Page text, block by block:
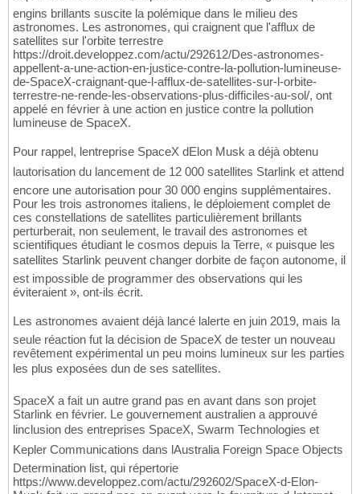
engins brillants suscite la polémique dans le milieu des
astronomes. Les astronomes, qui craignent que l'afflux de
satellites sur l'orbite terrestre
https://droit.developpez.com/actu/292612/Des-astronomes-
appellent-a-une-action-en-justice-contre-la-pollution-lumineuse-
de-SpaceX-craignant-que-l-afflux-de-satellites-sur-l-orbite-
terrestre-ne-rende-les-observations-plus-difficiles-au-sol/, ont
appelé en février à une action en justice contre la pollution
lumineuse de SpaceX.
Pour rappel, lentreprise SpaceX dElon Musk a déjà obtenu
lautorisation du lancement de 12 000 satellites Starlink et attend
encore une autorisation pour 30 000 engins supplémentaires.
Pour les trois astronomes italiens, le déploiement complet de
ces constellations de satellites particulièrement brillants
perturberait, non seulement, le travail des astronomes et
scientifiques étudiant le cosmos depuis la Terre, « puisque les
satellites Starlink peuvent changer dorbite de façon autonome, il
est impossible de programmer des observations qui les
éviteraient », ont-ils écrit.
Les astronomes avaient déjà lancé lalerte en juin 2019, mais la
seule réaction fut la décision de SpaceX de tester un nouveau
revêtement expérimental un peu moins lumineux sur les parties
les plus exposées dun de ses satellites.
SpaceX a fait un autre grand pas en avant dans son projet
Starlink en février. Le gouvernement australien a approuvé
linclusion des entreprises SpaceX, Swarm Technologies et
Kepler Communications dans lAustralia Foreign Space Objects
Determination list, qui répertorie
https://www.developpez.com/actu/292602/SpaceX-d-Elon-